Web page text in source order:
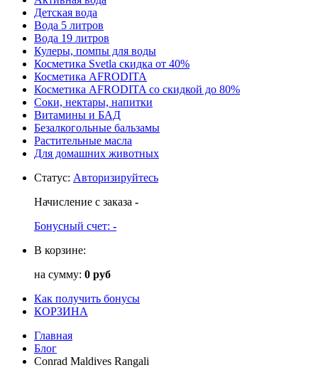
Детская вода
Вода 5 литров
Вода 19 литров
Кулеры, помпы для воды
Косметика Svetla скидка от 40%
Косметика AFRODITA
Косметика AFRODITA со скидкой до 80%
Соки, нектары, напитки
Витамины и БАД
Безалкогольные бальзамы
Растительные масла
Для домашних животных
Статус: Авторизируйтесь
Начисление с заказа -
Бонусный счет: -
В корзине:
на сумму: 0 руб
Как получить бонусы
КОРЗИНА
Главная
Блог
Conrad Maldives Rangali